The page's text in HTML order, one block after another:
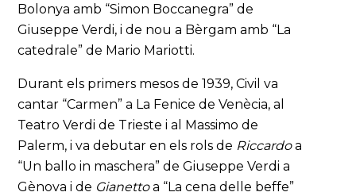
Bolonya amb “Simon Boccanegra” de
Giuseppe Verdi, i de nou a Bèrgam amb “La
catedrale” de Mario Mariotti.
Durant els primers mesos de 1939, Civil va
cantar “Carmen” a La Fenice de Venècia, al
Teatro Verdi de Trieste i al Massimo de
Palerm, i va debutar en els rols de Riccardoa
“Un ballo in maschera” de Giuseppe Verdi a
Gènova i de Gianettoa “La cena delle beffe”